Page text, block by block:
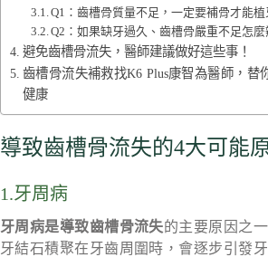
Q1：齒槽骨質量不足，一定要補骨才能植
Q2：如果缺牙過久、齒槽骨嚴重不足怎麼
避免齒槽骨流失，醫師建議做好這些事！
齒槽骨流失補救找K6 Plus康智為醫師，替
健康
導致齒槽骨流失的4大可能
1.牙周病
牙周病是導致齒槽骨流失的主要原因之
牙結石積聚在牙齒周圍時，會逐步引發